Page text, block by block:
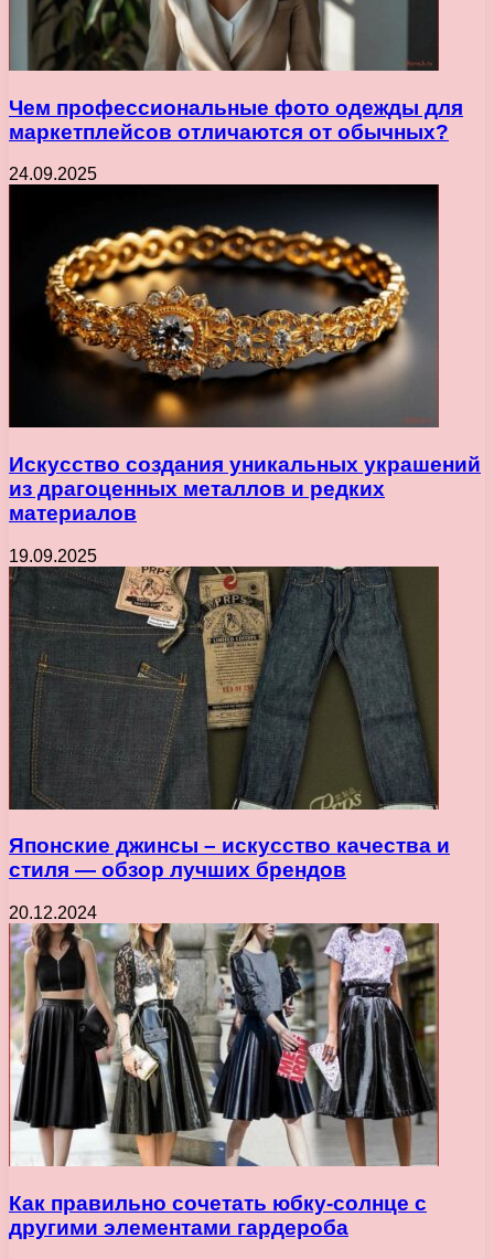
Чем профессиональные фото одежды для
маркетплейсов отличаются от обычных?
24.09.2025
Искусство создания уникальных украшений
из драгоценных металлов и редких
материалов
19.09.2025
Японские джинсы – искусство качества и
стиля — обзор лучших брендов
20.12.2024
Как правильно сочетать юбку-солнце с
другими элементами гардероба